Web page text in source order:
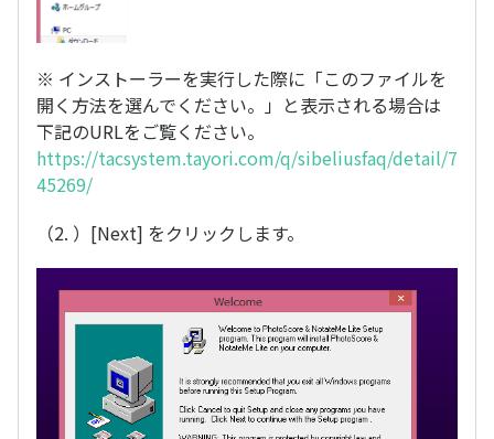
※ インストーラーを実行した際に「このファイルを
開く方法を選んでください。」と表示される場合は
下記のURLをご覧ください。
https://tacsystem.tayori.com/q/sibeliusfaq/detail/7
45269/
（2. ）[Next] をクリックします。